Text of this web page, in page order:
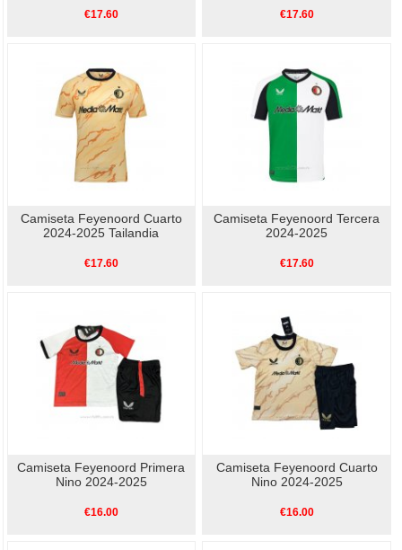
€17.60 €17.60
Camiseta Feyenoord Cuarto
2024-2025 Tailandia
€17.60
Camiseta Feyenoord Tercera
2024-2025
€17.60
Camiseta Feyenoord Primera
Nino 2024-2025
€16.00
Camiseta Feyenoord Cuarto
Nino 2024-2025
€16.00